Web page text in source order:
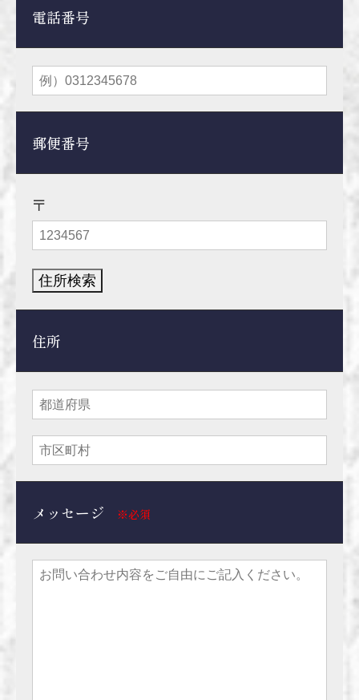
電話番号
郵便番号
〒
住所検索
住所
メッセージ ※必須